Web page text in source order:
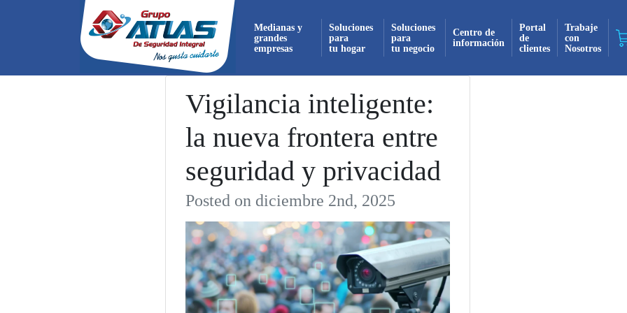
Medianas y
grandes
empresas
Soluciones
para
tu hogar
Soluciones
para
tu negocio
Centro de
información
Portal
de
clientes
Trabaje
con
Nosotros
Vigilancia inteligente:
la nueva frontera entre
seguridad y privacidad
Posted on diciembre 2nd, 2025
¡Suscrito exitosamente!
Ahora recibirás todas nuestras actualizaciones y
directamente en tu bandeja de entrada. ¡No te pierdas